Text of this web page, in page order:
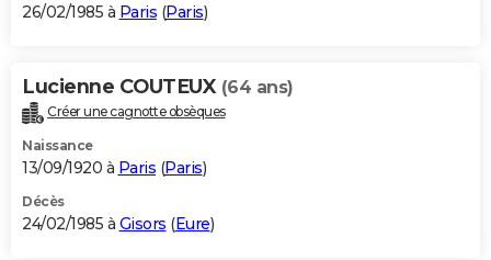
26/02/1985 à Paris (Paris)
Lucienne COUTEUX (64 ans)
Créer une cagnotte obsèques
Naissance
13/09/1920 à Paris (Paris)
Décès
24/02/1985 à Gisors (Eure)